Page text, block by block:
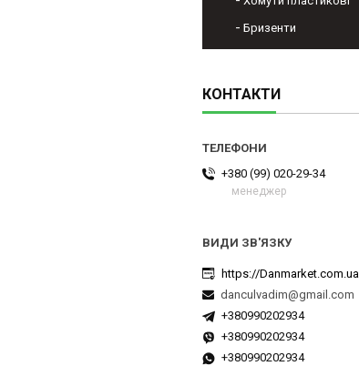
Бризенти
КОНТАКТИ
+380 (99) 020-29-34
менеджер
https://Danmarket.com.ua
danculvadim@gmail.com
+380990202934
+380990202934
+380990202934